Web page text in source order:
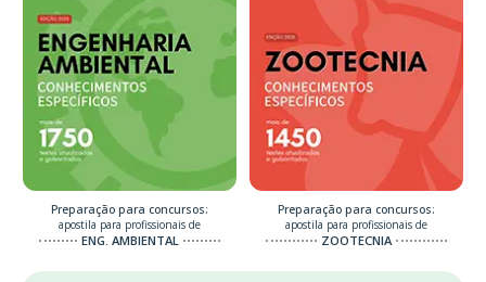
Preparação para concursos:
apostila para profissionais de
ENG. AMBIENTAL
Preparação para concursos:
apostila para profissionais de
ZOOTECNIA